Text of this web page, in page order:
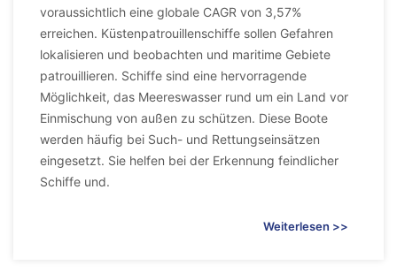
voraussichtlich eine globale CAGR von 3,57%
erreichen. Küstenpatrouillenschiffe sollen Gefahren
lokalisieren und beobachten und maritime Gebiete
patrouillieren. Schiffe sind eine hervorragende
Möglichkeit, das Meereswasser rund um ein Land vor
Einmischung von außen zu schützen. Diese Boote
werden häufig bei Such- und Rettungseinsätzen
eingesetzt. Sie helfen bei der Erkennung feindlicher
Schiffe und.
Weiterlesen >>